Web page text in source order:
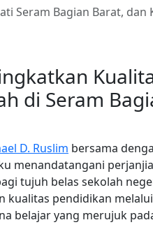
Seram Bagian Barat, dan
di Seram
D. Ruslim bersama
menandatangani
tujuh belas sekolah
kualitas pendidikan
belajar yang merujuk